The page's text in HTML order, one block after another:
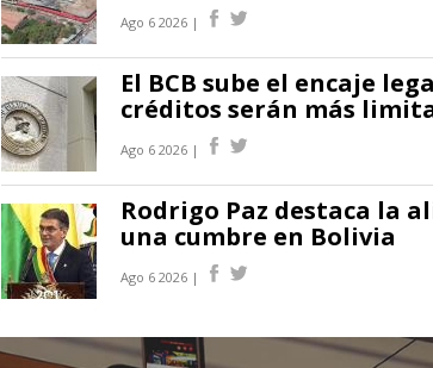
Ago 6 2026 |
El BCB sube el encaje
créditos serán más
Ago 6 2026 |
Rodrigo Paz destaca la
una cumbre en Bolivia
Ago 6 2026 |